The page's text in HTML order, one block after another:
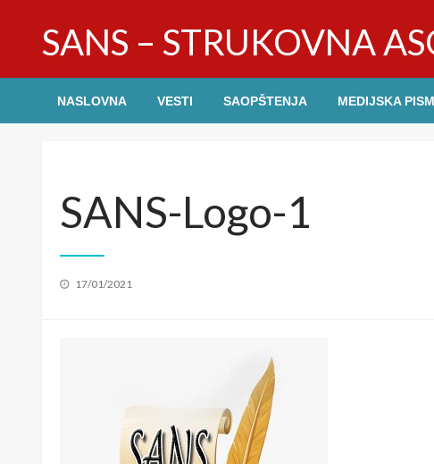
contentSANS – STRUKOVNA
NASLOVNA VESTI SAOPŠTENJA MEDIJSKA
SANS-Logo-1
Posted
17/01/2021